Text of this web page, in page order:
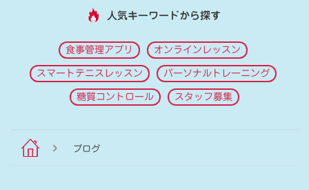
人気キーワードから探す
食事管理アプリ オンラインレッスン
スマートテニスレッスン パーソナルトレーニング
糖質コントロール スタッフ募集
ブログ